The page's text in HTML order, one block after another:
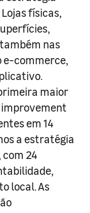
físicas,
nas
commerce,
maior
improvement
em 14
a estratégia
24
local. As